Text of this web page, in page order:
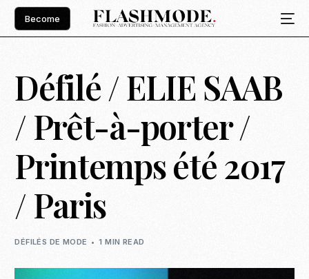
Become
Défilé / ELIE SAAB
/ Prêt-à-porter /
Printemps été 2017
/ Paris
DÉFILÉS DE MODE 1 MIN READ